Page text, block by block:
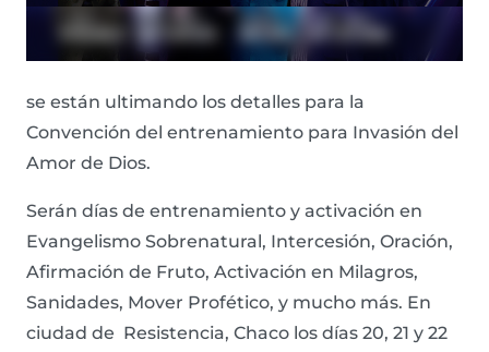
se están ultimando los detalles para la
Convención del entrenamiento para Invasión del
Amor de Dios.
Serán días de entrenamiento y activación en
Evangelismo Sobrenatural, Intercesión, Oración,
Afirmación de Fruto, Activación en Milagros,
Sanidades, Mover Profético, y mucho más. En
ciudad de Resistencia, Chaco los días 20, 21 y 22